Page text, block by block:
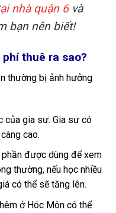
nhà quận 6và
bạn nên biết!
thuê ra sao?
thường bị ảnh hưởng
của gia sư. Gia sư có
cao.
được dùng để xem
thường, nếu học nhiều
có thể sẽ tăng lên.
ở Hóc Môn có thể